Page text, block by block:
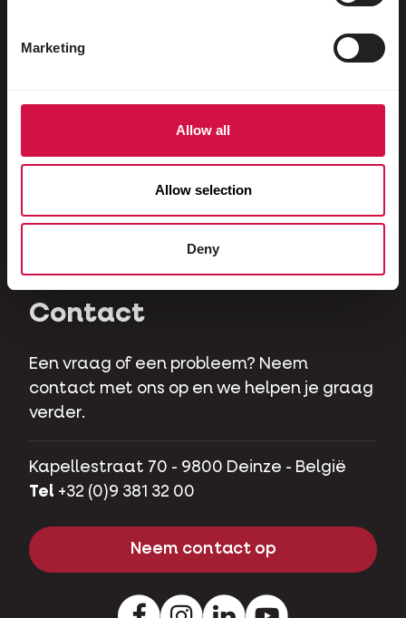
Marketing
Allow all
Allow selection
Deny
Reptielen
Hoenders
Herbivoren
Contact
Een vraag of een probleem? Neem
contact met ons op en we helpen je graag
verder.
Kapellestraat 70 - 9800 Deinze - België
Tel +32 (0)9 381 32 00
Neem contact op
FacebookInstagramLinkedInYoutube